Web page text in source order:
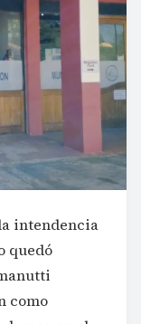
intendencia
quedó
como